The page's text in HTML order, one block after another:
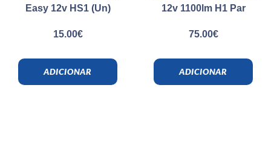
Easy 12v HS1 (Un)
15.00€
ADICIONAR
12v 1100lm H1 Par
75.00€
ADICIONAR